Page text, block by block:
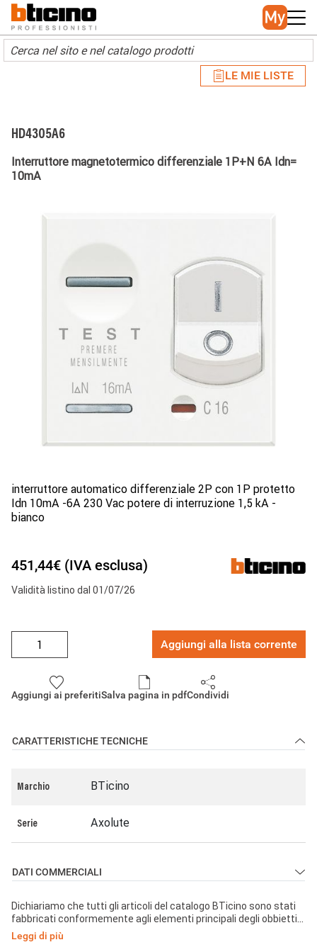
Skip to main content
Main navigation
LE MIE LISTE
HD4305A6
Interruttore magnetotermico differenziale 1P+N 6A Idn=
10mA
interruttore automatico differenziale 2P con 1P protetto
Idn 10mA -6A 230 Vac potere di interruzione 1,5 kA -
bianco
451,44€ (IVA esclusa)
Validità listino dal 01/07/26
Aggiungi alla lista corrente
Aggiungi ai preferitiSalva pagina in pdfCondividi
CARATTERISTICHE TECNICHE
Marchio BTicino
Serie Axolute
DATI COMMERCIALI
Dichiariamo che tutti gli articoli del catalogo BTicino sono stati
fabbricati conformemente agli elementi principali degli obbiettivi
di sicurezza della Direttiva Europea Bassa Tensione:
2014/35/UE: 26 Febbraio 2014 e dove richiesto, anche
Leggi di più